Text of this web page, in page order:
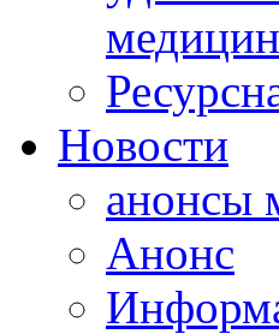
Новости
анонсы
Анонс